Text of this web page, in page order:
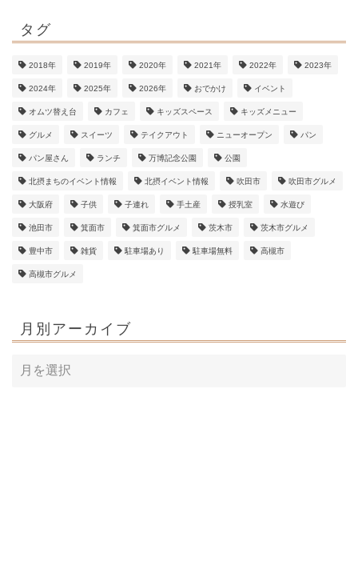
タグ
2018年 2019年 2020年 2021年 2022年 2023年
2024年 2025年 2026年 おでかけ イベント
オムツ替え台 カフェ キッズスペース キッズメニュー
グルメ スイーツ テイクアウト ニューオープン パン
パン屋さん ランチ 万博記念公園 公園
北摂まちのイベント情報 北摂イベント情報 吹田市 吹田市グルメ
大阪府 子供 子連れ 手土産 授乳室 水遊び
池田市 箕面市 箕面市グルメ 茨木市 茨木市グルメ
豊中市 雑貨 駐車場あり 駐車場無料 高槻市
高槻市グルメ
月別アーカイブ